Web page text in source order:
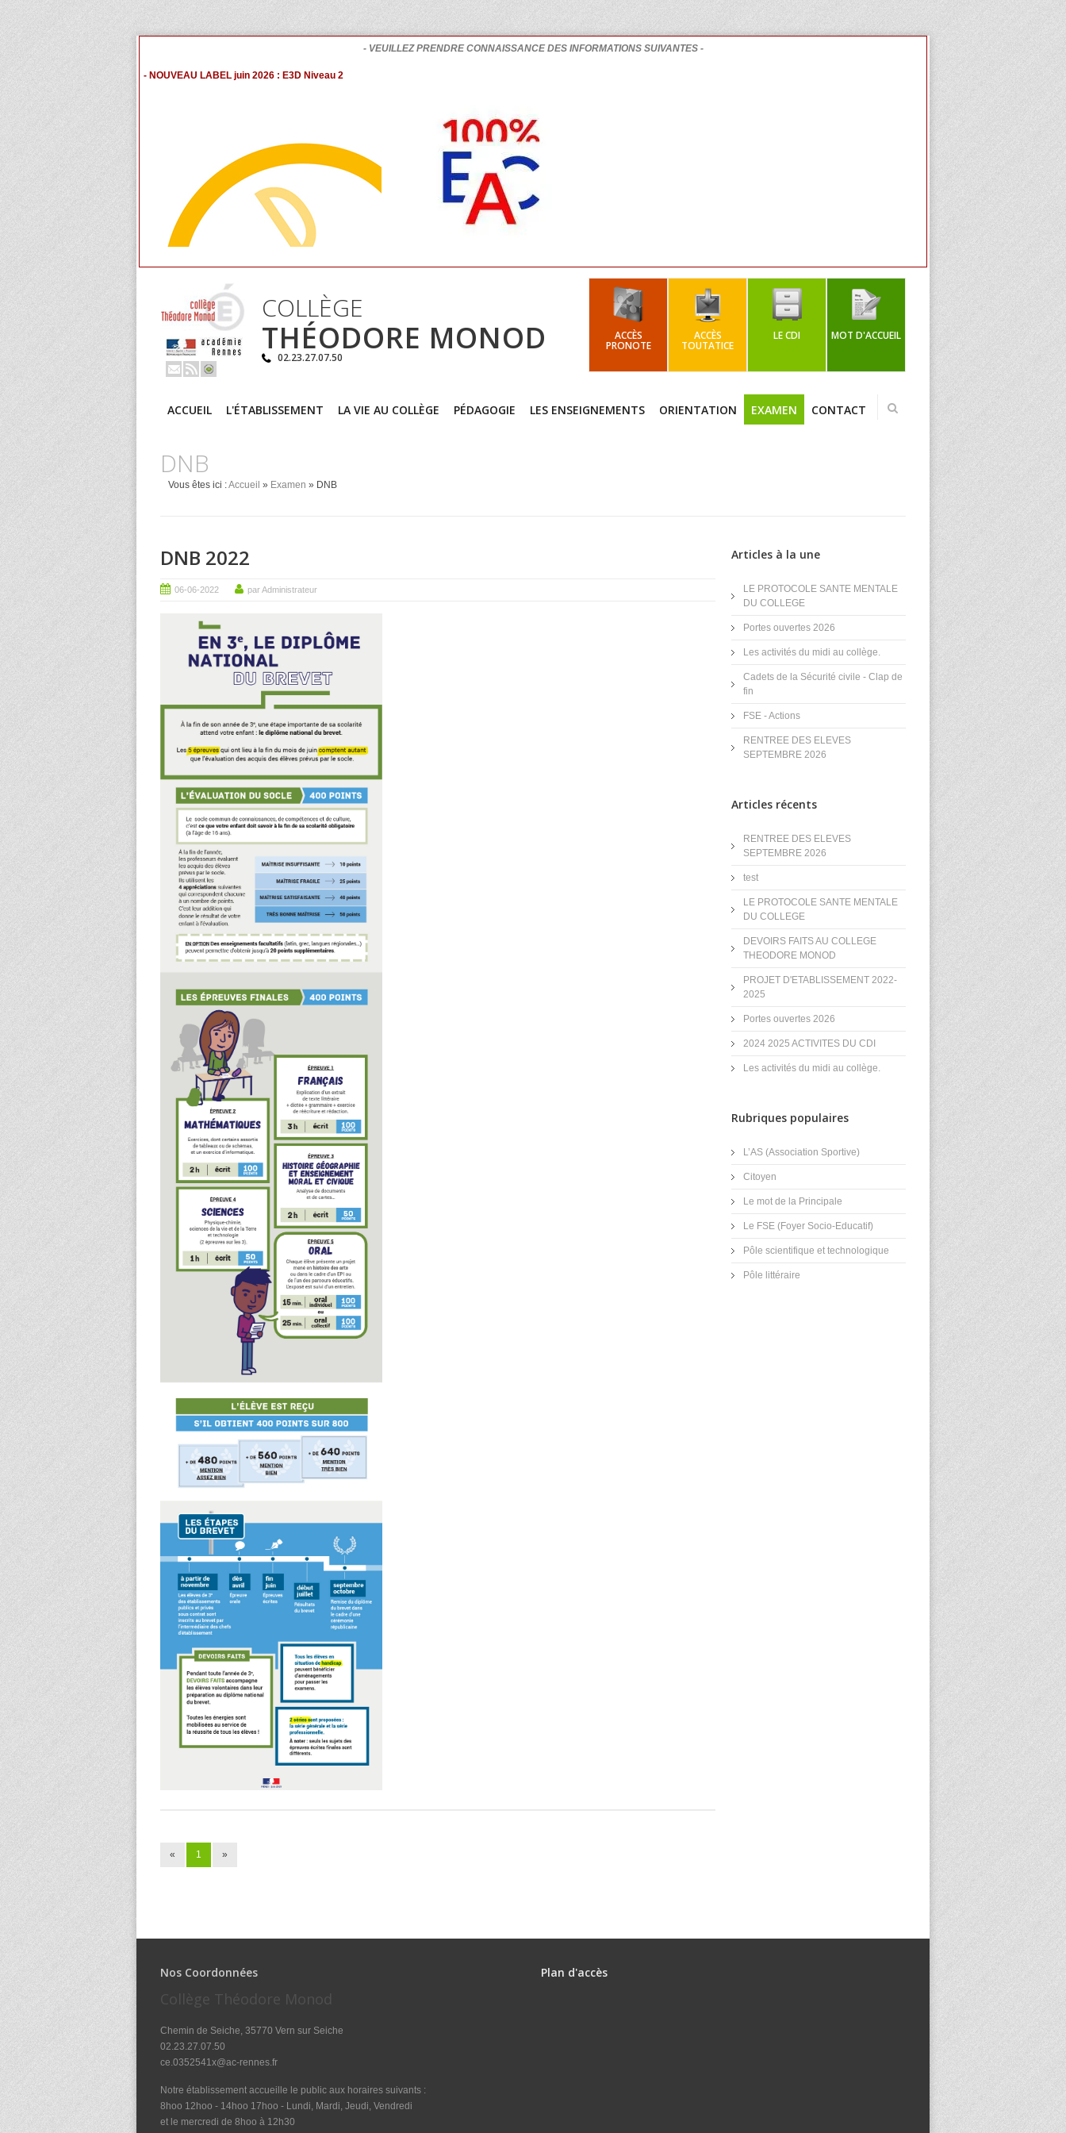
- VEUILLEZ PRENDRE CONNAISSANCE DES INFORMATIONS SUIVANTES -
- NOUVEAU LABEL juin 2026 : E3D Niveau 2
COLLÈGE
THÉODORE MONOD
02.23.27.07.50
ACCÈS
PRONOTE
ACCÈS
TOUTATICE
LE CDI MOT D'ACCUEIL
ACCUEIL L'ÉTABLISSEMENT LA VIE AU COLLÈGE PÉDAGOGIE LES ENSEIGNEMENTS ORIENTATION EXAMEN CONTACT
DNB
Vous êtes ici :Accueil » Examen » DNB
DNB 2022
06-06-2022 par Administrateur
« 1 »
Articles à la une
LE PROTOCOLE SANTE MENTALE
DU COLLEGE
Portes ouvertes 2026
Les activités du midi au collège.
Cadets de la Sécurité civile - Clap de
fin
FSE - Actions
RENTREE DES ELEVES
SEPTEMBRE 2026
Articles récents
RENTREE DES ELEVES
SEPTEMBRE 2026
test
LE PROTOCOLE SANTE MENTALE
DU COLLEGE
DEVOIRS FAITS AU COLLEGE
THEODORE MONOD
PROJET D'ETABLISSEMENT 2022-
2025
Portes ouvertes 2026
2024 2025 ACTIVITES DU CDI
Les activités du midi au collège.
Rubriques populaires
L’AS (Association Sportive)
Citoyen
Le mot de la Principale
Le FSE (Foyer Socio-Educatif)
Pôle scientifique et technologique
Pôle littéraire
Nos Coordonnées
Collège Théodore Monod
Chemin de Seiche, 35770 Vern sur Seiche
02.23.27.07.50
ce.0352541x@ac-rennes.fr
Notre établissement accueille le public aux horaires suivants :
8hoo 12hoo - 14hoo 17hoo - Lundi, Mardi, Jeudi, Vendredi
et le mercredi de 8hoo à 12h30
Plan d'accès